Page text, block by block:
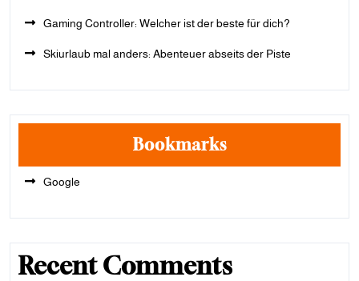
Gaming Controller: Welcher ist der beste für dich?
Skiurlaub mal anders: Abenteuer abseits der Piste
Bookmarks
Google
Recent Comments